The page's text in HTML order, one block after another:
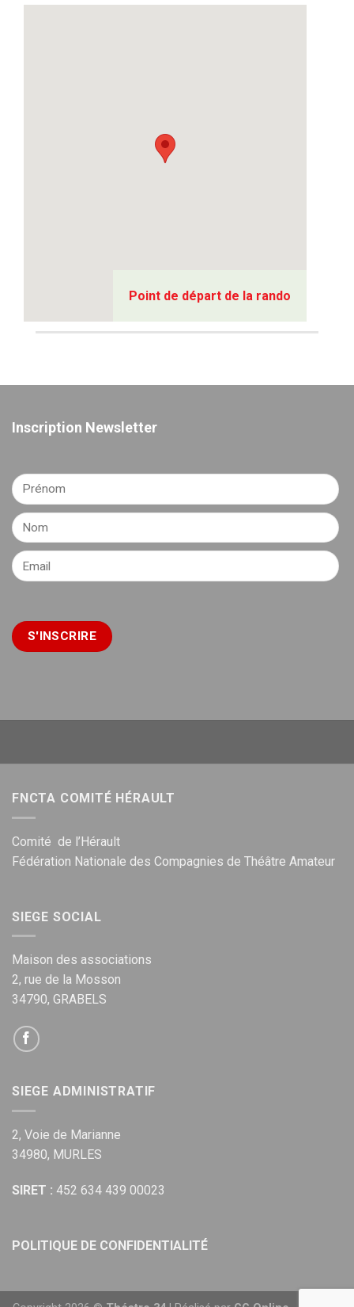
Point de départ de la rando
Inscription Newsletter
FNCTA COMITÉ HÉRAULT
Comité de l’Hérault
Fédération Nationale des Compagnies de Théâtre Amateur
SIEGE SOCIAL
Maison des associations
2, rue de la Mosson
34790, GRABELS
SIEGE ADMINISTRATIF
2, Voie de Marianne
34980, MURLES
SIRET : 452 634 439 00023
POLITIQUE DE CONFIDENTIALITÉ